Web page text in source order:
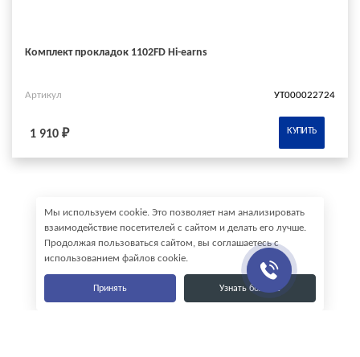
Комплект прокладок 1102FD Hi-earns
Артикул УТ000022724
1 910 ₽ КУПИТЬ
Мы используем cookie. Это позволяет нам анализировать
взаимодействие посетителей с сайтом и делать его лучше.
Продолжая пользоваться сайтом, вы соглашаетесь с
использованием файлов cookie.
Принять Узнать больше